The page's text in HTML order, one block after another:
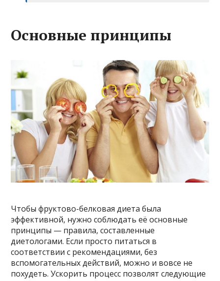
Основные принципы
Чтобы фруктово-белковая диета была
эффективной, нужно соблюдать её основные
принципы — правила, составленные
диетологами. Если просто питаться в
соответствии с рекомендациями, без
вспомогательных действий, можно и вовсе не
похудеть. Ускорить процесс позволят следующие